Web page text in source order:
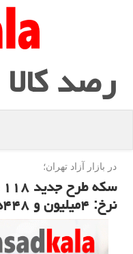
رصد كالا
در بازار آزاد تهران؛
نرخ: ۴میلیون و ۴۴۸هزار تومان